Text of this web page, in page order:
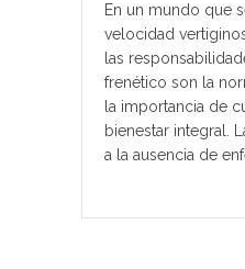
En un mundo que
velocidad
las
frenético son la
la importancia de
bienestar integral.
a la ausencia de